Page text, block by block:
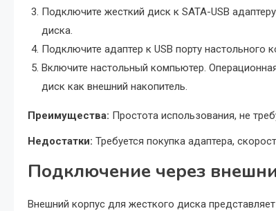
Подключите жесткий диск к SATA-USB
диска.
Подключите адаптер к USB порту настольного
Включите настольный компьютер.
диск как внешний накопитель.
Преимущества: Простота использования, не
Недостатки: Требуется покупка адаптера,
Подключение через
Внешний корпус для жесткого диска